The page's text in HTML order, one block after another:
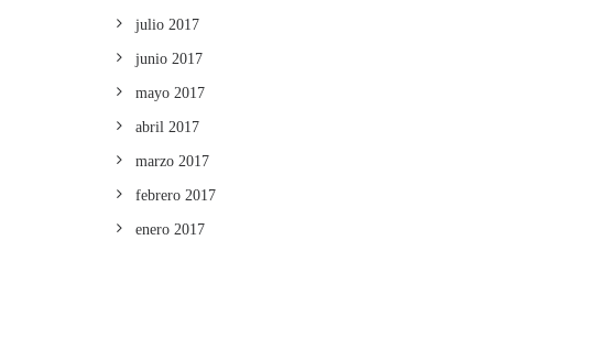
julio 2017
junio 2017
mayo 2017
abril 2017
marzo 2017
febrero 2017
enero 2017